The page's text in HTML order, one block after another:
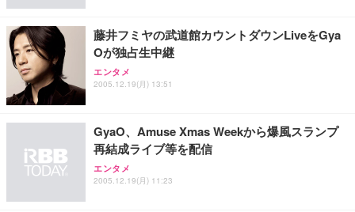
レスト 3Dヘッドレスト ハンガー付き 高反発クッシ
ョン PCチェア 通気性メッシュ ゲーミング/勉強/事
務用 おしゃれ パソコンチェア (ホワイト)
￥7,680
ANDWINT オフィスチェア デスクチェア 肘なし メ
ト 幅52×奥行58.5×高さ84～96cm テレワーク 在宅
勤務 ブラック
￥4,139
応 ComfortView ビジネス向け
￥15,800
【MiniLED/24.5inch/280Hz/FHD】GRAPHT THE S
像低減 (3年保証 | 輝点保証 | 日本メーカー)
￥34,980
￥3,670
アイリスオーヤマ ペットシーツ 超厚型 お徳用 レギ
￥3,731
藤井フミヤの武道館カウントダウンLiveをGya
Oが独占生中継
エンタメ
2005.12.19(月) 13:51
GyaO、Amuse Xmas Weekから爆風スランプ
再結成ライブ等を配信
エンタメ
2005.12.19(月) 11:23